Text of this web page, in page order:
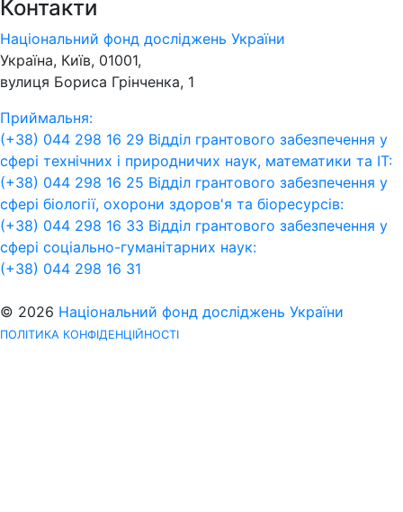
Контакти
Національний фонд досліджень України
Україна, Київ, 01001,
вулиця Бориса Грінченка, 1
Приймальня:
(+38) 044 298 16 29 Відділ грантового забезпечення у
сфері технічних і природничих наук, математики та ІТ:
(+38) 044 298 16 25 Відділ грантового забезпечення у
сфері біології, охорони здоров'я та біоресурсів:
(+38) 044 298 16 33 Відділ грантового забезпечення у
сфері соціально-гуманітарних наук:
(+38) 044 298 16 31
© 2026 Національний фонд досліджень України
ПОЛІТИКА КОНФІДЕНЦІЙНОСТІ